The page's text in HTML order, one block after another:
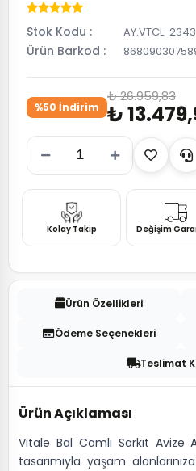
Stok Kodu AY.VTCL-2343
Ürün Barkod
%50 İndirim
₺ 26.959,83
₺
Kolay Takip Değişim
Ürün Özellikleri
Ödeme Seçenekleri
Teslimat
Ürün Açıklaması
Vitale Bal Camlı Sarkıt Avize
tasarımıyla yaşam